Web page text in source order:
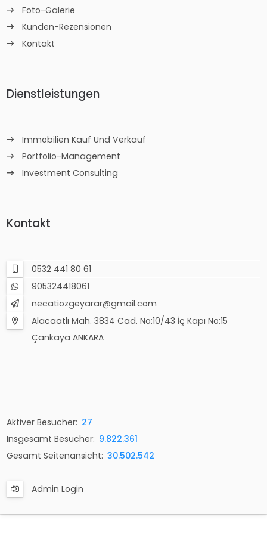
Foto-Galerie
Kunden-Rezensionen
Kontakt
Dienstleistungen
Immobilien Kauf Und Verkauf
Portfolio-Management
Investment Consulting
Kontakt
0532 441 80 61
905324418061
necatiozgeyarar@gmail.com
Alacaatlı Mah. 3834 Cad. No:10/43 İç Kapı No:15
Çankaya ANKARA
Aktiver Besucher: 27
Insgesamt Besucher: 9.822.361
Gesamt Seitenansicht: 30.502.542
Admin Login